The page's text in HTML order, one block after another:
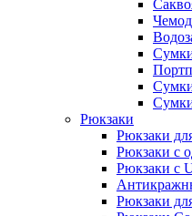
Рюкзаки
Рюкзаки
Рюкзаки с
Рюкзаки с
Рюкзаки